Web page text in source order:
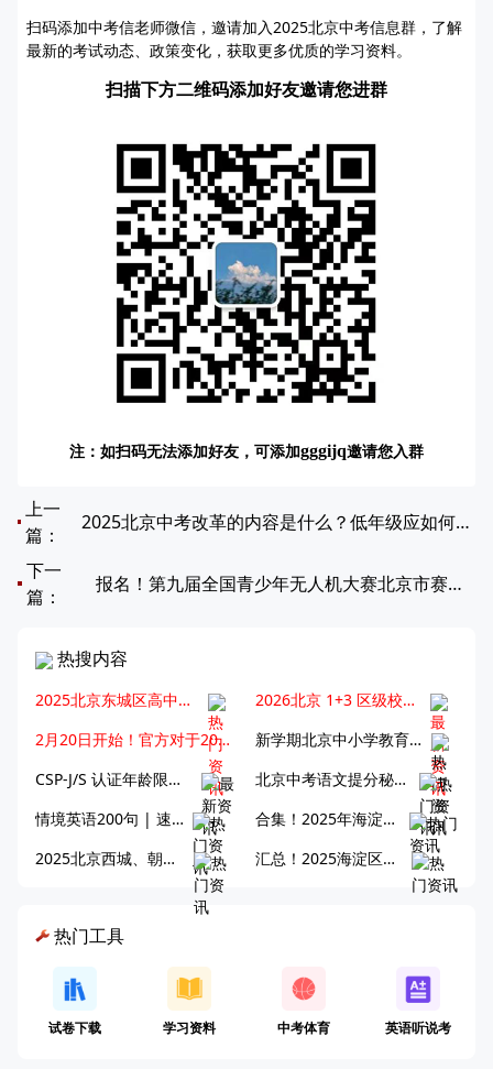
扫码添加中考信老师微信，邀请加入2025北京中考信息群，了解
最新的考试动态、政策变化，获取更多优质的学习资料。
扫描下方二维码添加好友邀请您进群
注：如扫码无法添加好友，可添加gggijq邀请您入群
上一
篇：
2025北京中考改革的内容是什么？低年级应如何应对中考改革？
下一
篇：
报名！第九届全国青少年无人机大赛北京市赛来袭
热搜内容
2025北京东城区高中三大梯队高中有哪些？录取分数线是多少？
2026北京 1+3 区级校完整名单发布，13549 个名额该如何规划报考？
2月20日开始！官方对于2025年北京市中招体检问题解答！
新学期北京中小学教育八大变化全解析：学位、政策、教学等方面迎新变革
CSP-J/S 认证年龄限制公告发布，新规即日起实施！
北京中考语文提分秘籍！攻克 5000 易混易错字
情境英语200句 | 速记中考英语1600词
合集！2025年海淀区高中校情介绍
2025北京西城、朝阳集团校直升新动态
汇总！2025海淀区公办高中校情全解
热门工具
试卷下载 学习资料 中考体育 英语听说考